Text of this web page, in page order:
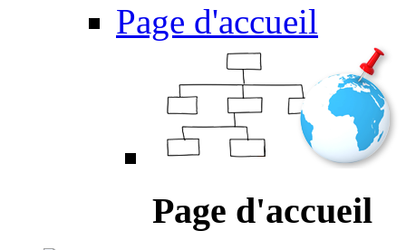
Page d'accueil
Page d'accueil